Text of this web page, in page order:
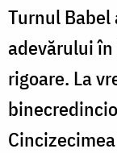
Turnul
adevărului
rigoare. La